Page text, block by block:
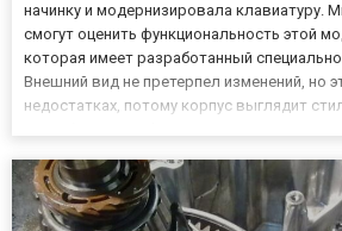
начинку и модернизировала клавиатуру.
смогут оценить функциональность этой
которая имеет разработанный
Внешний вид не претерпел изменений, но
недостатках, потому корпус выглядит